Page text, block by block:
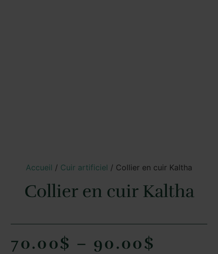
Accueil / Cuir artificiel / Collier en cuir Kaltha
Collier en cuir Kaltha
70.00$ – 90.00$